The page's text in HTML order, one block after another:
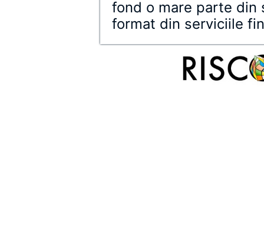
fond o mare parte din
format din serviciile